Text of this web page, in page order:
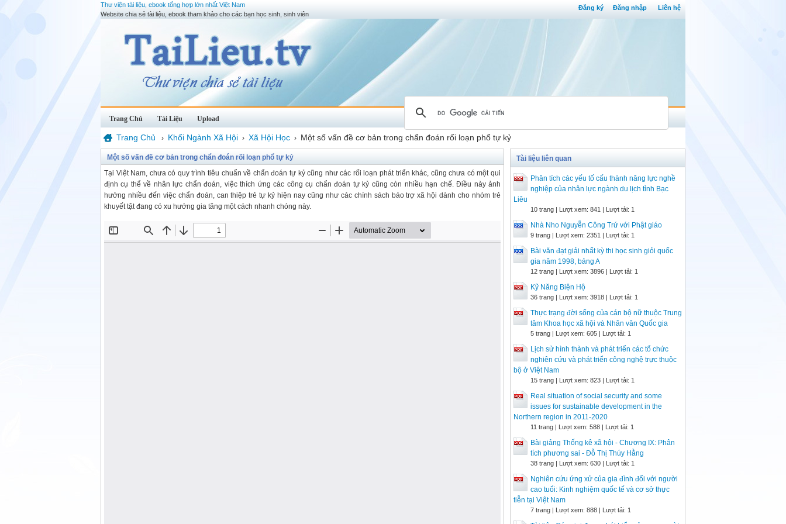
Đăng ký Đăng nhập Liên hệ
Thư viện tài liệu, ebook tổng hợp lớn nhất Việt Nam
Website chia sẻ tài liệu, ebook tham khảo cho các bạn học sinh, sinh viên
Trang Chủ Tài Liệu Upload
Trang Chủ › Khối Ngành Xã Hội › Xã Hội Học › Một số vấn đề cơ bản trong chẩn đoán rối loạn phổ tự kỷ
Một số vấn đề cơ bản trong chẩn đoán rối loạn phổ tự kỷ
Tại Việt Nam, chưa có quy trình tiêu chuẩn về chẩn đoán tự kỷ cũng như các rối loạn phát triển khác, cũng chưa có một qui
định cụ thể về nhân lực chẩn đoán, việc thích ứng các công cụ chẩn đoán tự kỷ cũng còn nhiều hạn chế. Điều này ảnh
hưởng nhiều đến việc chẩn đoán, can thiệp trẻ tự kỷ hiện nay cũng như các chính sách bảo trợ xã hội dành cho nhóm trẻ
khuyết tật đang có xu hướng gia tăng một cách nhanh chóng này.
Tài liệu liên quan
Phân tích các yếu tố cấu thành năng lực nghề
nghiệp của nhân lực ngành du lịch tỉnh Bạc
Liêu
10 trang | Lượt xem: 841 | Lượt tải: 1
Nhà Nho Nguyễn Công Trứ với Phật giáo
9 trang | Lượt xem: 2351 | Lượt tải: 1
Bài văn đạt giải nhất kỳ thi học sinh giỏi quốc
gia năm 1998, bảng A
12 trang | Lượt xem: 3896 | Lượt tải: 1
Kỹ Năng Biện Hộ
36 trang | Lượt xem: 3918 | Lượt tải: 1
Thực trạng đời sống của cán bộ nữ thuộc Trung
tâm Khoa học xã hội và Nhân văn Quốc gia
5 trang | Lượt xem: 605 | Lượt tải: 1
Lịch sử hình thành và phát triển các tổ chức
nghiên cứu và phát triển công nghệ trực thuộc
bộ ở Việt Nam
15 trang | Lượt xem: 823 | Lượt tải: 1
Real situation of social security and some
issues for sustainable development in the
Northern region in 2011-2020
11 trang | Lượt xem: 588 | Lượt tải: 1
Bài giảng Thống kê xã hội - Chương IX: Phân
tích phương sai - Đỗ Thị Thúy Hằng
38 trang | Lượt xem: 630 | Lượt tải: 1
Nghiên cứu ứng xử của gia đình đối với người
cao tuổi: Kinh nghiệm quốc tế và cơ sở thực
tiễn tại Việt Nam
7 trang | Lượt xem: 888 | Lượt tải: 1